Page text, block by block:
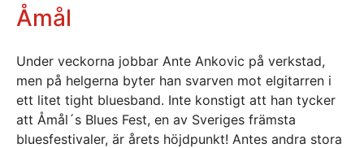
Åmål
Under veckorna jobbar Ante Ankovic på verkstad,
men på helgerna byter han svarven mot elgitarren i
ett litet tight bluesband. Inte konstigt att han tycker
att Åmål´s Blues Fest, en av Sveriges främsta
bluesfestivaler, är årets höjdpunkt! Antes andra stora